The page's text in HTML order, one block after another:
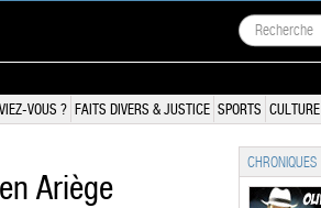
VOUS ? FAITS DIVERS & JUSTICE SPORTS CULTURE
Ariège
CHRONIQUES